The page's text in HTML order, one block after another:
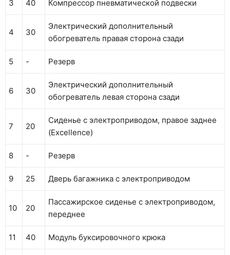
3 40 Компрессор пневматической подвески
4 30
Электрический дополнительный
обогреватель правая сторона сзади
5 - Резерв
6 30
Электрический дополнительный
обогреватель левая сторона сзади
7 20
Сиденье с электроприводом, правое заднее
(Excellence)
8 - Резерв
9 25 Дверь багажника с электроприводом
10 20
Пассажирское сиденье с электроприводом,
переднее
11 40 Модуль буксировочного крюка